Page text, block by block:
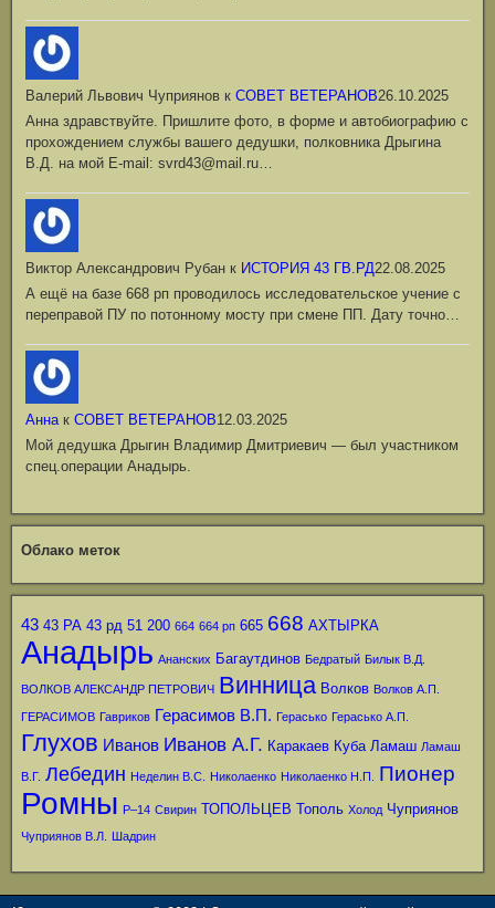
Валерий Львович Чуприянов к СОВЕТ ВЕТЕРАНОВ26.10.2025
Анна здравствуйте. Пришлите фото, в форме и автобиографию с
прохождением службы вашего дедушки, полковника Дрыгина
В.Д. на мой Е-mail: svrd43@mail.ru…
Виктор Александрович Рубан к ИСТОРИЯ 43 ГВ.РД22.08.2025
А ещё на базе 668 рп проводилось исследовательское учение с
переправой ПУ по потонному мосту при смене ПП. Дату точно…
Аннак СОВЕТ ВЕТЕРАНОВ12.03.2025
Мой дедушка Дрыгин Владимир Дмитриевич — был участником
спец.операции Анадырь.
Облако меток
43 43 РА 43 рд 51 200 664 664 рп 665 668 АХТЫРКА
Анадырь Ананских Багаутдинов Бедратый Билык В.Д.
ВОЛКОВ АЛЕКСАНДР ПЕТРОВИЧ Винница Волков Волков А.П.
ГЕРАСИМОВ Гавриков Герасимов В.П. Герасько Герасько А.П.
Глухов Иванов Иванов А.Г. Каракаев Куба Ламаш Ламаш
В.Г. Лебедин Неделин В.С. Николаенко Николаенко Н.П. Пионер
Ромны Р–14 Свирин ТОПОЛЬЦЕВ Тополь Холод Чуприянов
Чуприянов В.Л. Шадрин